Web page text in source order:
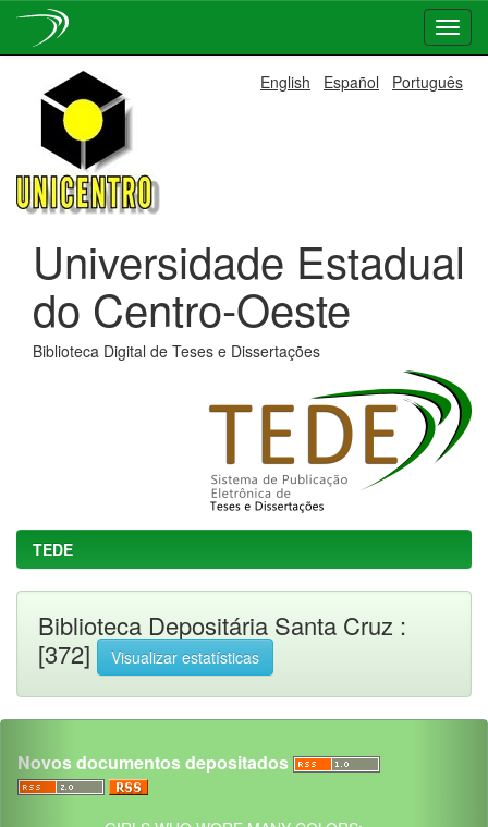
navigation
English Español Português
Universidade Estadual
do Centro-Oeste
Biblioteca Digital de Teses e Dissertações
TEDE
Biblioteca Depositária Santa Cruz :
[372]
Visualizar estatísticas
Novos documentos depositados